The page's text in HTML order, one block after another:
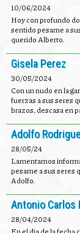
10/06/2024
Hoy con profundo
sentido pesame a
querido Alberto.
Gisela Perez
30/05/2024
Con un nudo en la
fuerzas a sus seres
brazos, descasa en
Adolfo
28/05/24
Lamentamos
pesame a sus seres
Adolfo.
Antonio Carlos
28/04/2024